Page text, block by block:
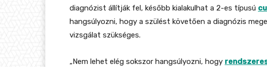
diagnózist állítják fel, később kialakulhat a 2-es típusú
hangsúlyozni, hogy a szülést követően a diagnózis
vizsgálat szükséges.
„Nem lehet elég sokszor hangsúlyozni, hogy